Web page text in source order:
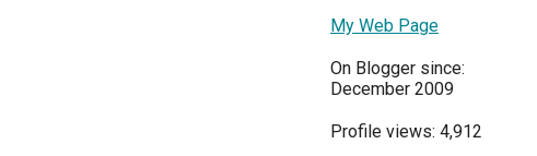
My Web Page
On Blogger since:
December 2009
Profile views: 4,912